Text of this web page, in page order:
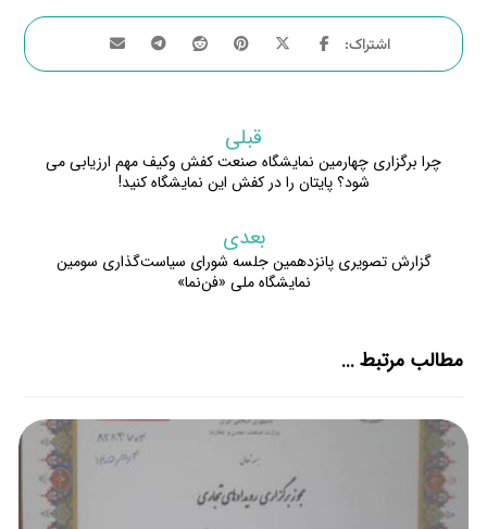
قبلی
چرا برگزاری چهارمین نمایشگاه صنعت کفش وکیف مهم ارزیابی می
شود؟ پایتان را در کفش این نمایشگاه کنید!
بعدی
گزارش تصویری پانزدهمین جلسه شورای سیاست‌گذاری سومین
نمایشگاه ملی «فن‌نما»
مطالب مرتبط ...